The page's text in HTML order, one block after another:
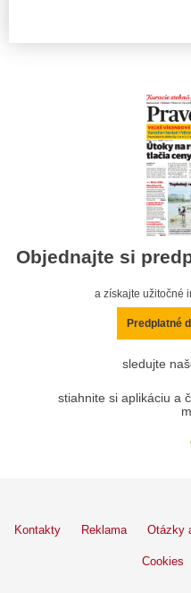
Objednajte si
a získajte užitočné
Predplatné
sledujte
stiahnite si aplikáciu a
Kontakty Reklama Otázky
Cookies